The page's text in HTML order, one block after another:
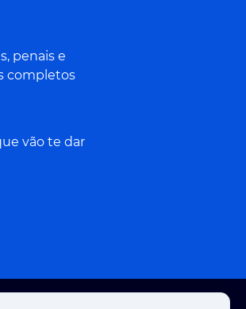
penais e
completos
vão te dar